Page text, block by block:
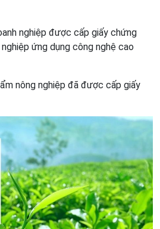
nghiệp được cấp giấy chứng
ứng dụng công nghệ cao
nông nghiệp đã được cấp giấy